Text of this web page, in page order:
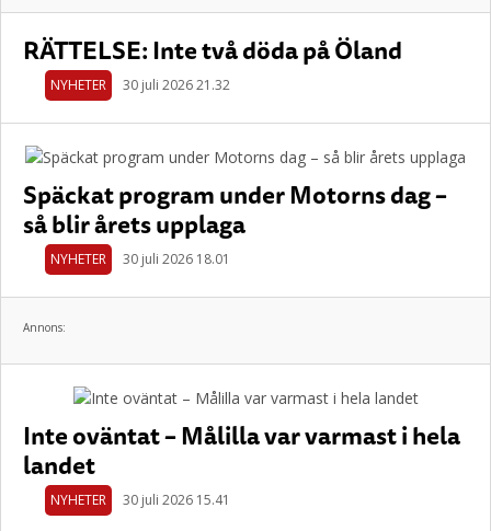
RÄTTELSE: Inte två döda på Öland
NYHETER 30 juli 2026 21.32
Späckat program under Motorns dag –
så blir årets upplaga
NYHETER 30 juli 2026 18.01
Annons:
Inte oväntat – Målilla var varmast i hela
landet
NYHETER 30 juli 2026 15.41